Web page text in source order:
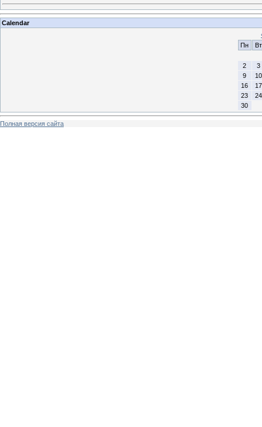
Calendar
Пн
Вт
2
3
9
10
16
17
23
24
30
Полная версия сайта